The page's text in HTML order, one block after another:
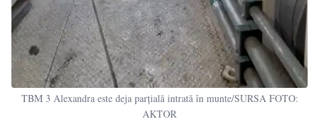
TBM 3 Alexandra este deja parțială intrată în munte/SURSA FOTO:
AKTOR